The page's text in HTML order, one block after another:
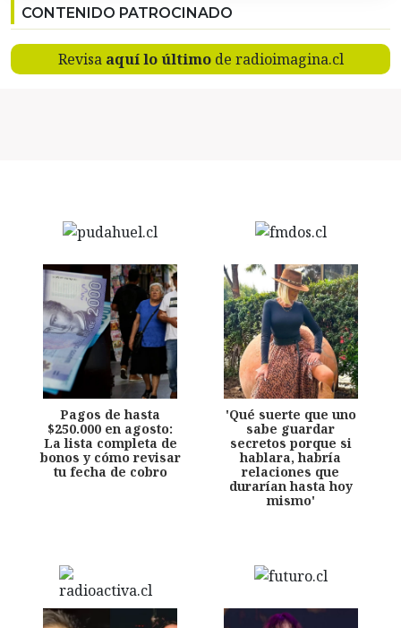
CONTENIDO PATROCINADO
Revisa aquí lo últimode radioimagina.cl
Pagos de hasta
$250.000 en agosto:
La lista completa de
bonos y cómo revisar
tu fecha de cobro
'Qué suerte que uno
sabe guardar
secretos porque si
hablara, habría
relaciones que
durarían hasta hoy
mismo'